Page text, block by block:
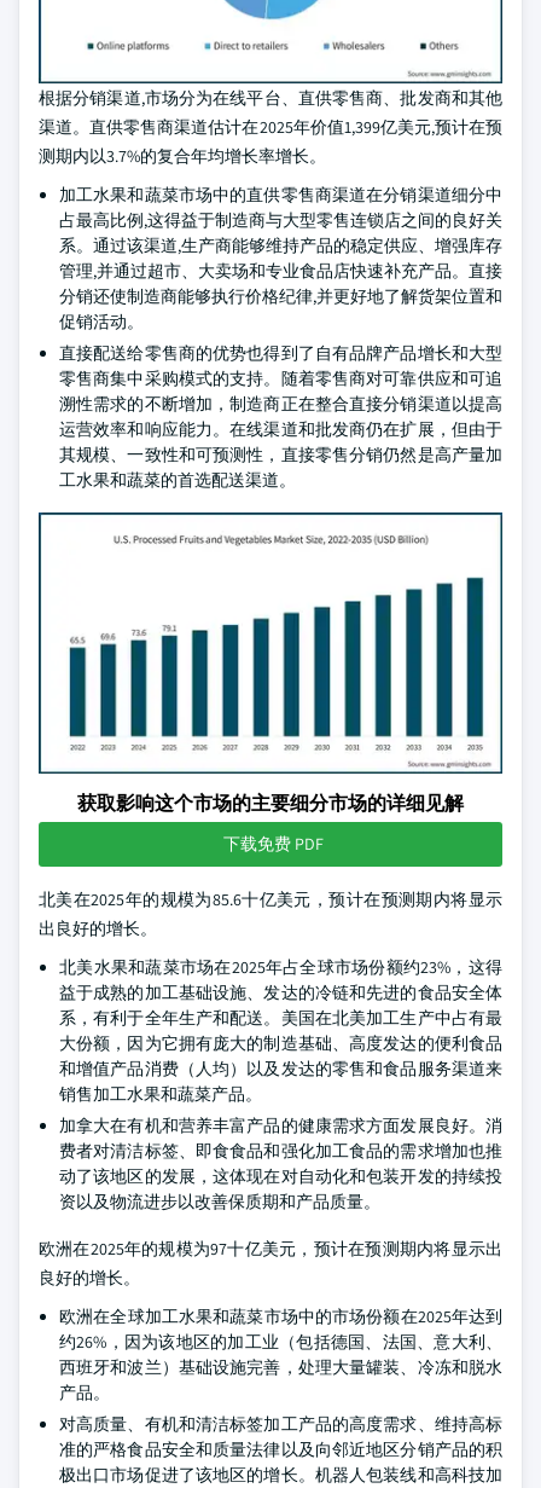
根据分销渠道,市场分为在线平台、直供零售商、批发商和其他
渠道。直供零售商渠道估计在2025年价值1,399亿美元,预计在预
测期内以3.7%的复合年均增长率增长。
加工水果和蔬菜市场中的直供零售商渠道在分销渠道细分中
占最高比例,这得益于制造商与大型零售连锁店之间的良好关
系。通过该渠道,生产商能够维持产品的稳定供应、增强库存
管理,并通过超市、大卖场和专业食品店快速补充产品。直接
分销还使制造商能够执行价格纪律,并更好地了解货架位置和
促销活动。
直接配送给零售商的优势也得到了自有品牌产品增长和大型
零售商集中采购模式的支持。随着零售商对可靠供应和可追
溯性需求的不断增加，制造商正在整合直接分销渠道以提高
运营效率和响应能力。在线渠道和批发商仍在扩展，但由于
其规模、一致性和可预测性，直接零售分销仍然是高产量加
工水果和蔬菜的首选配送渠道。
获取影响这个市场的主要细分市场的详细见解
下载免费 PDF
北美在2025年的规模为85.6十亿美元，预计在预测期内将显示
出良好的增长。
北美水果和蔬菜市场在2025年占全球市场份额约23%，这得
益于成熟的加工基础设施、发达的冷链和先进的食品安全体
系，有利于全年生产和配送。美国在北美加工生产中占有最
大份额，因为它拥有庞大的制造基础、高度发达的便利食品
和增值产品消费（人均）以及发达的零售和食品服务渠道来
销售加工水果和蔬菜产品。
加拿大在有机和营养丰富产品的健康需求方面发展良好。消
费者对清洁标签、即食食品和强化加工食品的需求增加也推
动了该地区的发展，这体现在对自动化和包装开发的持续投
资以及物流进步以改善保质期和产品质量。
欧洲在2025年的规模为97十亿美元，预计在预测期内将显示出
良好的增长。
欧洲在全球加工水果和蔬菜市场中的市场份额在2025年达到
约26%，因为该地区的加工业（包括德国、法国、意大利、
西班牙和波兰）基础设施完善，处理大量罐装、冷冻和脱水
产品。
对高质量、有机和清洁标签加工产品的高度需求、维持高标
准的严格食品安全和质量法律以及向邻近地区分销产品的积
极出口市场促进了该地区的增长。机器人包装线和高科技加